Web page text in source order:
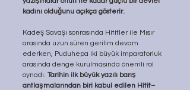
kadını olduğunu açıkça gösterir.
Kadeş Savaşı sonrasında Hititler ile Mısır
arasında uzun süren gerilim devam
ederken, Puduhepa iki büyük imparatorluk
arasında denge kurulmasında önemli rol
oynadı. Tarihin ilk büyük yazılı barış
antlaşmalarından biri kabul edilen Hitit–